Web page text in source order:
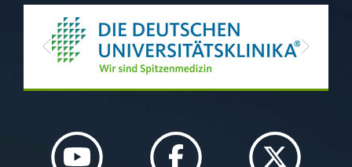
Previous Next